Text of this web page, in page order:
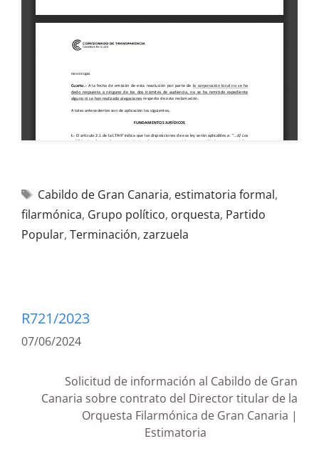
Cabildo de Gran Canaria, estimatoria formal,
filarmónica, Grupo político, orquesta, Partido
Popular, Terminación, zarzuela
R721/2023
07/06/2024
Solicitud de información al Cabildo de Gran
Canaria sobre contrato del Director titular de la
Orquesta Filarmónica de Gran Canaria |
Estimatoria